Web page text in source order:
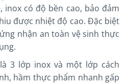
inox có độ bền cao, bảo đảm
được nhiệt độ cao. Đặc biệt
nhận an toàn vệ sinh thực
3 lớp inox và một lớp cách
hầm thực phẩm nhanh gấp